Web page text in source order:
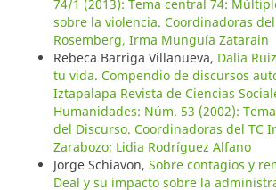
74/1 (2013): Tema central 74:
sobre la violencia. Coordinadoras del
Rosemberg, Irma Munguía Zatarain
Rebeca Barriga Villanueva, Dalia
tu vida. Compendio de discursos
Iztapalapa Revista de Ciencias
Humanidades: Núm. 53 (2002):
del Discurso. Coordinadoras del TC
Zarabozo; Lidia Rodríguez Alfano
Jorge Schiavon, Sobre contagios y
Deal y su impacto sobre la